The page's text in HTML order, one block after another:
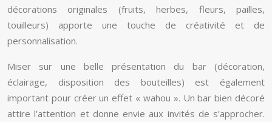
décorations originales (fruits, herbes, fleurs, pailles,
touilleurs) apporte une touche de créativité et de
personnalisation.
Miser sur une belle présentation du bar (décoration,
éclairage, disposition des bouteilles) est également
important pour créer un effet « wahou ». Un bar bien décoré
attire l’attention et donne envie aux invités de s’approcher.